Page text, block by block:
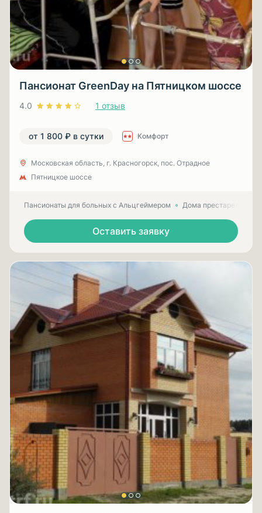
Пансионат GreenDay на Пятницком шоссе
4.0 1 отзыв
от 1 800 ₽ в сутки Комфорт
Московская область, г. Красногорск, пос. Отрадное
Пятницкое шоссе
Пансионаты для больных с Альцгеймером Дома престарелых
Оставить заявку